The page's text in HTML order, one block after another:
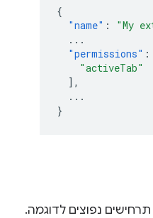
{
"name" : "My
...
"permissions" :
"activeTab"
],
...
}
נפוצים לדוגמה.